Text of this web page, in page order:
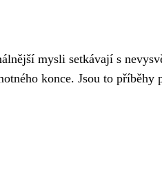
mysli setkávají s
konce. Jsou to příběhy